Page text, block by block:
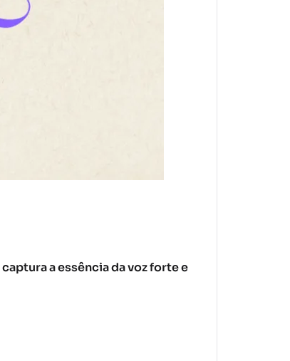
captura a essência da voz forte e